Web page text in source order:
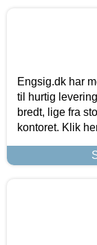
Engsig.dk har
til hurtig
bredt, lige fra
kontoret. Klik